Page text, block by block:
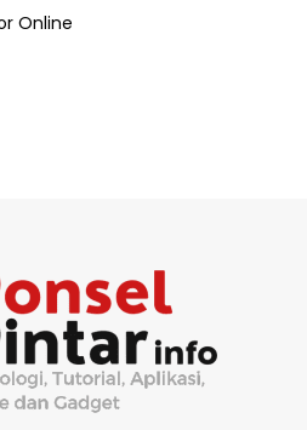
Online